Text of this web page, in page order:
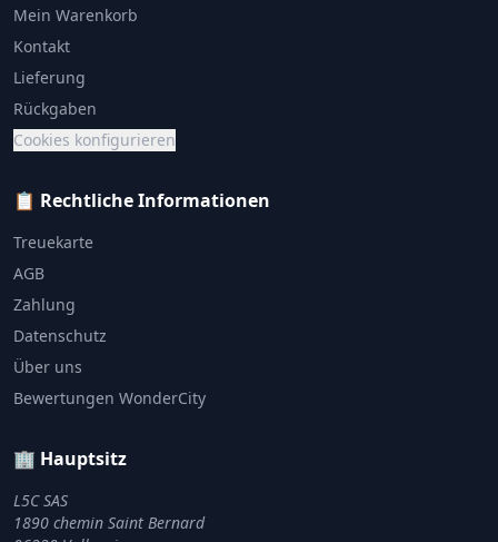
Mein Warenkorb
Kontakt
Lieferung
Rückgaben
Cookies konfigurieren
📋 Rechtliche Informationen
Treuekarte
AGB
Zahlung
Datenschutz
Über uns
Bewertungen WonderCity
🏢 Hauptsitz
L5C SAS
1890 chemin Saint Bernard